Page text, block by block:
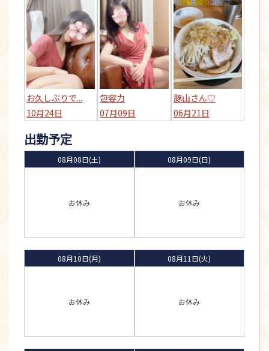
お久しぶりで...
10月24日
包容力
07月09日
豚山さん♡
06月21日
出勤予定
08月08日(土)
お休み
08月09日(日)
お休み
08月10日(月)
お休み
08月11日(火)
お休み